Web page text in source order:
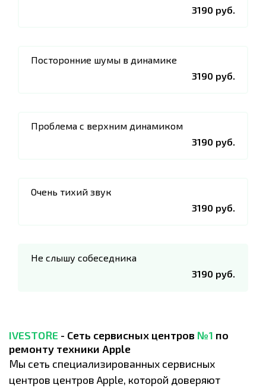
3190 руб.
Посторонние шумы в динамике
3190 руб.
Проблема с верхним динамиком
3190 руб.
Очень тихий звук
3190 руб.
Не слышу собеседника
3190 руб.
IVESTORE - Сеть сервисных центров №1 по
ремонту техники Apple
Мы сеть специализированных сервисных
центров центров Apple, которой доверяют